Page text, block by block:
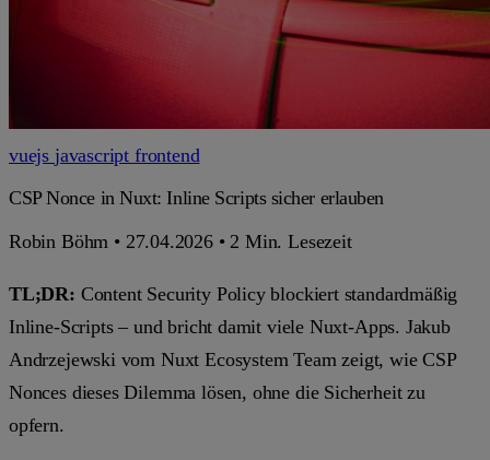
vuejs javascript frontend
CSP Nonce in Nuxt: Inline Scripts sicher erlauben
Robin Böhm • 27.04.2026 • 2 Min. Lesezeit
TL;DR: Content Security Policy blockiert standardmäßig
Inline-Scripts – und bricht damit viele Nuxt-Apps. Jakub
Andrzejewski vom Nuxt Ecosystem Team zeigt, wie CSP
Nonces dieses Dilemma lösen, ohne die Sicherheit zu
opfern.